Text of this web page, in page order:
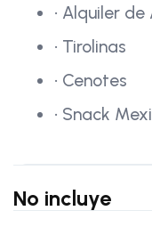
• Alquiler de
• Tirolinas
• Cenotes
• Snack
No incluye